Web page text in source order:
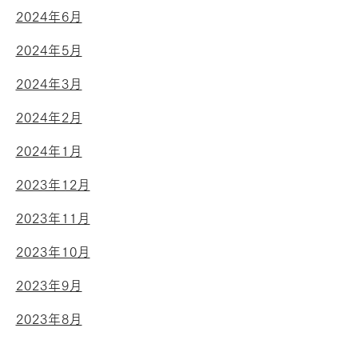
2024年6月
2024年5月
2024年3月
2024年2月
2024年1月
2023年12月
2023年11月
2023年10月
2023年9月
2023年8月